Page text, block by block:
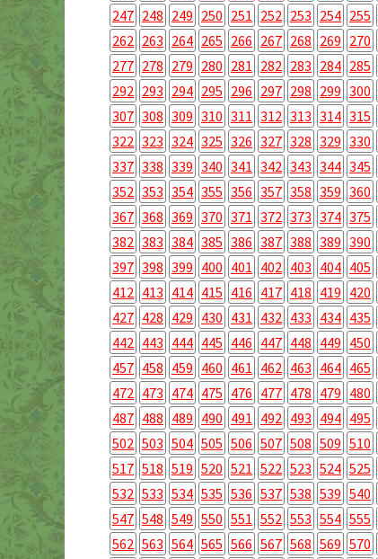
247 248 249 250 251 252 253 254 255
262 263 264 265 266 267 268 269 270
277 278 279 280 281 282 283 284 285
292 293 294 295 296 297 298 299 300
307 308 309 310 311 312 313 314 315
322 323 324 325 326 327 328 329 330
337 338 339 340 341 342 343 344 345
352 353 354 355 356 357 358 359 360
367 368 369 370 371 372 373 374 375
382 383 384 385 386 387 388 389 390
397 398 399 400 401 402 403 404 405
412 413 414 415 416 417 418 419 420
427 428 429 430 431 432 433 434 435
442 443 444 445 446 447 448 449 450
457 458 459 460 461 462 463 464 465
472 473 474 475 476 477 478 479 480
487 488 489 490 491 492 493 494 495
502 503 504 505 506 507 508 509 510
517 518 519 520 521 522 523 524 525
532 533 534 535 536 537 538 539 540
547 548 549 550 551 552 553 554 555
562 563 564 565 566 567 568 569 570